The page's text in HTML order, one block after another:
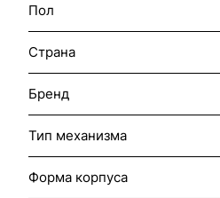
Пол
Страна
Бренд
Тип механизма
Форма корпуса